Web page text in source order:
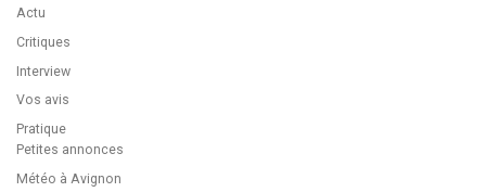
Actu
Critiques
Interview
Vos avis
Pratique
Petites annonces
Météo à Avignon